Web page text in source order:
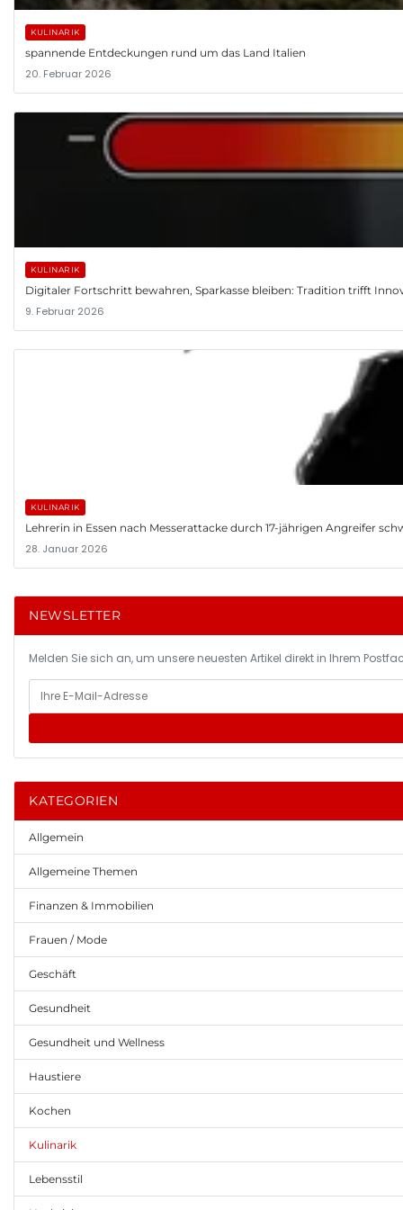
KULINARIK
spannende Entdeckungen rund um das Land Italien
20. Februar 2026
KULINARIK
Digitaler Fortschritt bewahren, Sparkasse bleiben: Tradition trifft
9. Februar 2026
KULINARIK
Lehrerin in Essen nach Messerattacke durch 17-jährigen Angreifer
28. Januar 2026
NEWSLETTER
Melden Sie sich an, um unsere neuesten Artikel direkt in Ihrem
KATEGORIEN
Allgemein
Allgemeine Themen
Finanzen & Immobilien
Frauen / Mode
Geschäft
Gesundheit
Gesundheit und Wellness
Haustiere
Kochen
Kulinarik
Lebensstil